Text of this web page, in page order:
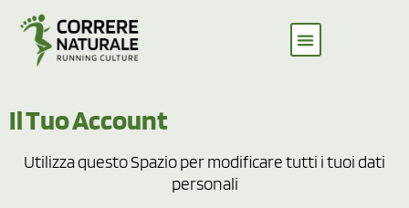
Il Tuo Account
Utilizza questo Spazio per modificare tutti i tuoi dati
personali